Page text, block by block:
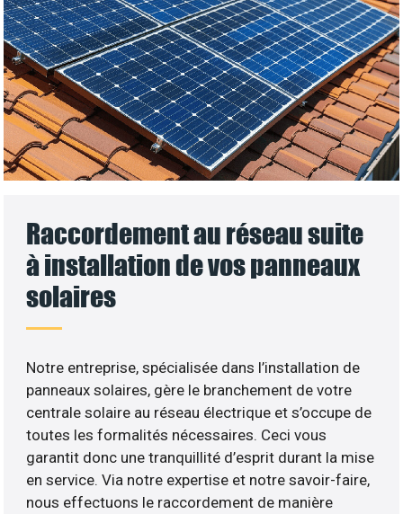
Raccordement au réseau suite
à installation de vos panneaux
solaires
Notre entreprise, spécialisée dans l’installation de
panneaux solaires, gère le branchement de votre
centrale solaire au réseau électrique et s’occupe de
toutes les formalités nécessaires. Ceci vous
garantit donc une tranquillité d’esprit durant la mise
en service. Via notre expertise et notre savoir-faire,
nous effectuons le raccordement de manière